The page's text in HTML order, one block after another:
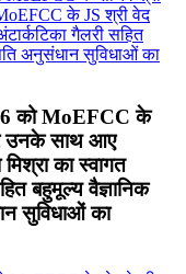
को MoEFCC के
उनके साथ आए
का स्वागत
बहुमूल्य वैज्ञानिक
सुविधाओं का